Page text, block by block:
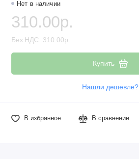
Нет в наличии
310.00р.
Без НДС: 310.00р.
Купить
Нашли дешевле?
В избранное В сравнение